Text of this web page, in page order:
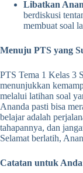
Libatkan
berdiskusi
membuat soal
Menuju PTS yang
PTS Tema 1 Kelas 3
menunjukkan
melalui latihan soal
Ananda pasti bisa
belajar adalah
tahapannya, dan
Selamat berlatih,
Catatan untuk